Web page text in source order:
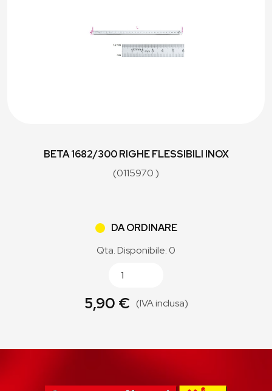
BETA 1682/300 RIGHE FLESSIBILI INOX
(0115970 )
DA ORDINARE
Qta. Disponibile: 0
5,90 € (IVA inclusa)